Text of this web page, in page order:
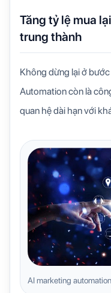
Tăng tỷ lệ mua
trung thành
Không dừng lại ở
Automation còn là
quan hệ dài hạn với
AI marketing